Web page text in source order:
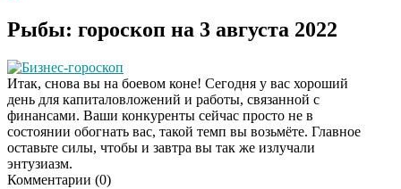
Рыбы: гороскоп на 3 августа 2022
Бизнес-гороскоп
Итак, снова вы на боевом коне! Сегодня у вас хороший
день для капиталовложений и работы, связанной с
финансами. Ваши конкуренты сейчас просто не в
состоянии обогнать вас, такой темп вы возьмёте. Главное
оставьте силы, чтобы и завтра вы так же излучали
энтузиазм.
Комментарии (0)
Даже самый